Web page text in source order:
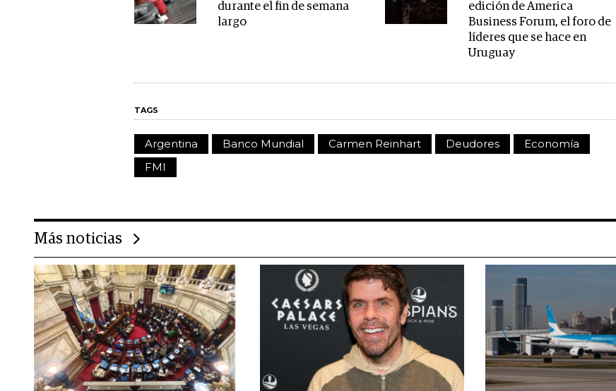
durante el fin de semana
largo
edición de America
Business Forum, el foro de
líderes que se hace en
Uruguay
TAGS
Argentina Banco Mundial Carmen Reinhart Deudores
Economía
FMI
Más noticias